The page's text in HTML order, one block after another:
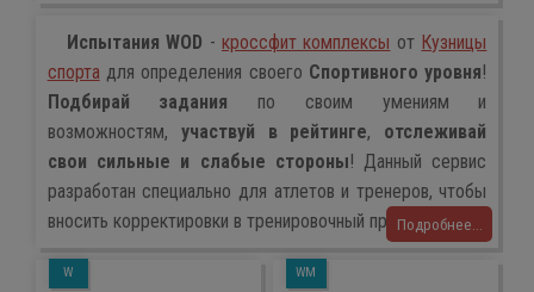
Испытания WOD - кроссфит комплексы от Кузницы
спорта для определения своего Спортивного уровня!
Подбирай задания по своим умениям и
возможностям, участвуй в рейтинге, отслеживай
свои сильные и слабые стороны! Данный сервис
разработан специально для атлетов и тренеров, чтобы
вносить корректировки в тренировочный процесс!
Подробнее...
W WM